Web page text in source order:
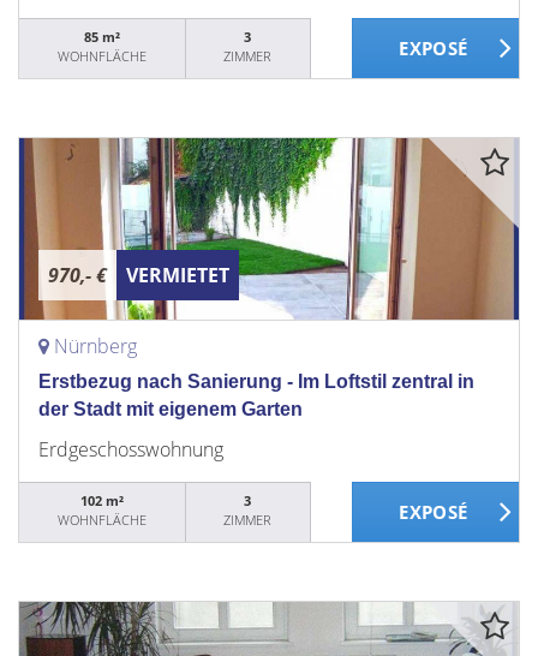
85 m²
WOHNFLÄCHE
3
ZIMMER
970,- € VERMIETET
Nürnberg
Erstbezug nach Sanierung - Im Loftstil zentral in
der Stadt mit eigenem Garten
Erdgeschosswohnung
102 m²
WOHNFLÄCHE
3
ZIMMER